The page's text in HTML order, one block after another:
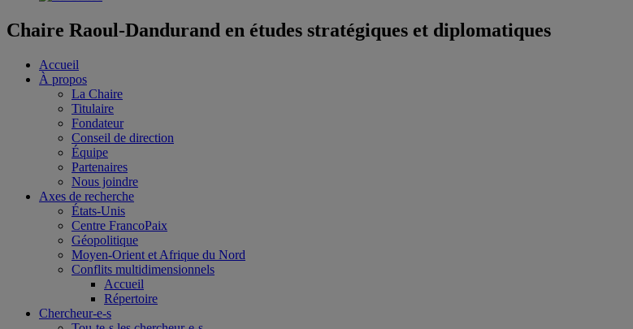
Chaire Raoul-Dandurand en études stratégiques et diplomatiques
Accueil
À propos
La Chaire
Titulaire
Fondateur
Conseil de direction
Équipe
Partenaires
Nous joindre
Axes de recherche
États-Unis
Centre FrancoPaix
Géopolitique
Moyen-Orient et Afrique du Nord
Conflits multidimensionnels
Accueil
Répertoire
Chercheur-e-s